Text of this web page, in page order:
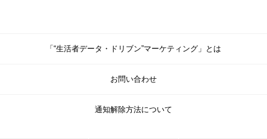
「“生活者データ・ドリブン”マーケティング」とは
お問い合わせ
通知解除方法について